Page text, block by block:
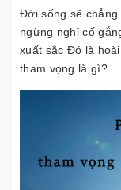
Đời sống sẽ chẳng
ngừng nghỉ cố
xuất sắc Đó là
tham vọng là gì?